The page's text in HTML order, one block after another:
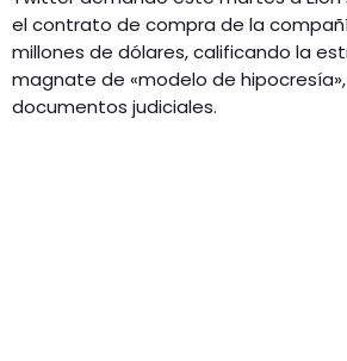
el contrato de compra de la
millones de dólares, calificando la
magnate de «modelo de
documentos judiciales.